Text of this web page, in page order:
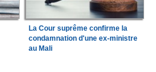
La Cour suprême confirme la
condamnation d'une ex-ministre
au Mali